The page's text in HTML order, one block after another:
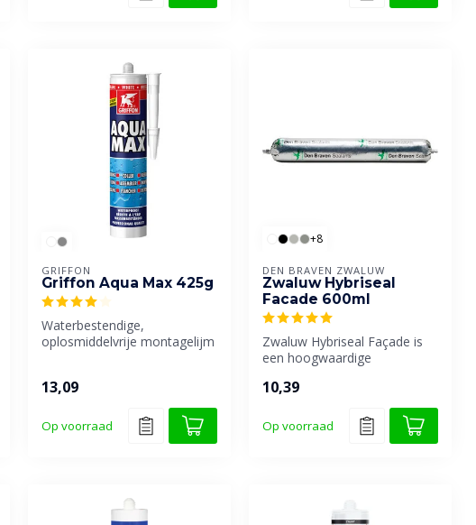
GRIFFON
Griffon Aqua Max 425g
Waterbestendige,
oplosmiddelvrije montagelijm
13,09
Op voorraad
+8
DEN BRAVEN ZWALUW
Zwaluw Hybriseal
Facade 600ml
Zwaluw Hybriseal Façade is
een hoogwaardige
afdichtings...
10,39
Op voorraad